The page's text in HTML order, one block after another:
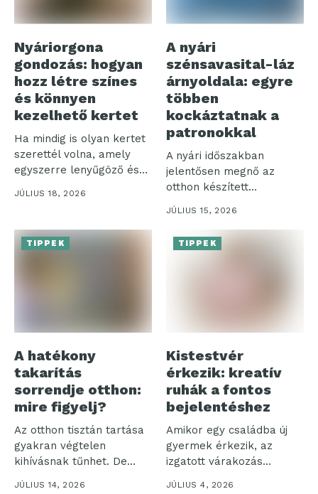
Nyáriorgona
gondozás: hogyan
hozz létre színes
és könnyen
kezelhető kertet
Ha mindig is olyan kertet
szerettél volna, amely
egyszerre lenyűgöző és
JÚLIUS 18, 2026
A nyári
szénsavasital-láz
árnyoldala: egyre
többen
kockáztatnak a
patronokkal
A nyári időszakban
jelentősen megnő az
otthon készített
JÚLIUS 15, 2026
TIPPEK
A hatékony
takarítás
sorrendje otthon:
mire figyelj?
Az otthon tisztán tartása
gyakran végtelen
kihívásnak tűnhet. De
vajon miért olyan...
JÚLIUS 14, 2026
TIPPEK
Kistestvér
érkezik: kreatív
ruhák a fontos
bejelentéshez
Amikor egy családba új
gyermek érkezik, az
izgatott várakozás
időszaka veszi kezdetét....
JÚLIUS 4, 2026